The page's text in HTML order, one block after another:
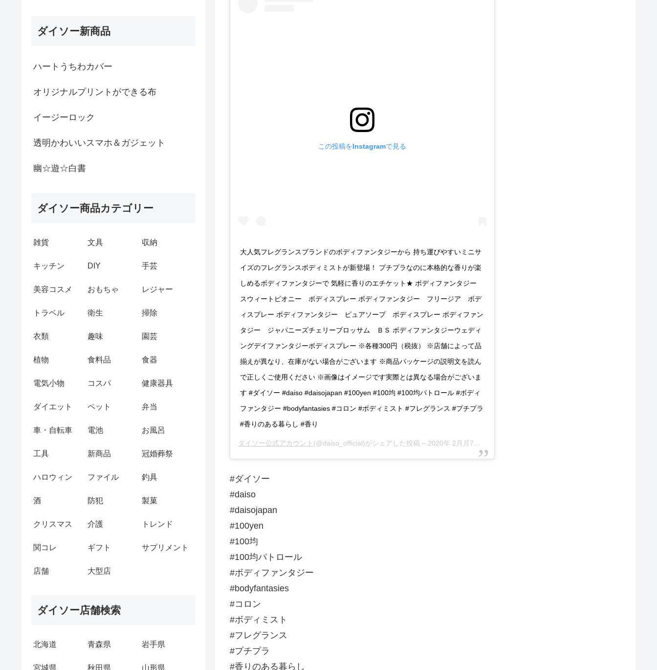
この投稿をInstagramで見る
大人気フレグランスブランドのボディファンタジーから 持ち運びやすいミニサ
イズのフレグランスボディミストが新登場！ プチプラなのに本格的な香りが楽
しめるボディファンタジーで 気軽に香りのエチケット★ ボディファンタジー
スウィートピオニー ボディスプレー ボディファンタジー フリージア ボデ
ィスプレー ボディファンタジー ピュアソープ ボディスプレー ボディファン
タジー ジャパニーズチェリーブロッサム ＢＳ ボディファンタジーウェディ
ングデイファンタジーボディスプレー ※各種300円（税抜） ※店舗によって品
揃えが異なり、在庫がない場合がございます ※商品パッケージの説明文を読ん
で正しくご使用ください ※画像はイメージです実際とは異なる場合がございま
す #ダイソー #daiso #daisojapan #100yen #100均 #100均パトロール #ボディ
ファンタジー #bodyfantasies #コロン #ボディミスト #フレグランス #プチプラ
#香りのある暮らし #香り
ダイソー公式アカウント (@daiso_official)がシェアした投稿 – 2020年 2月月7日午後4時00分PST
#ダイソー
#daiso
#daisojapan
#100yen
#100均
#100均パトロール
#ボディファンタジー
#bodyfantasies
#コロン
#ボディミスト
#フレグランス
#プチプラ
#香りのある暮らし
ダイソー新商品
ハートうちわカバー
オリジナルプリントができる布
イージーロック
透明かわいいスマホ＆ガジェット
幽☆遊☆白書
ダイソー商品カテゴリー
雑貨 文具 収納
キッチン DIY 手芸
美容コスメ おもちゃ レジャー
トラベル 衛生 掃除
衣類 趣味 園芸
植物 食料品 食器
電気小物 コスパ 健康器具
ダイエット ペット 弁当
車・自転車 電池 お風呂
工具 新商品 冠婚葬祭
ハロウィン ファイル 釣具
酒 防犯 製菓
クリスマス 介護 トレンド
関コレ ギフト サプリメント
店舗 大型店
ダイソー店舗検索
北海道 青森県 岩手県
宮城県 秋田県 山形県